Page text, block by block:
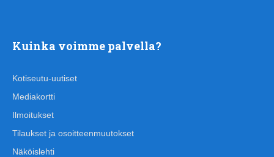
Kuinka voimme palvella?
Kotiseutu-uutiset
Mediakortti
Ilmoitukset
Tilaukset ja osoitteenmuutokset
Näköislehti